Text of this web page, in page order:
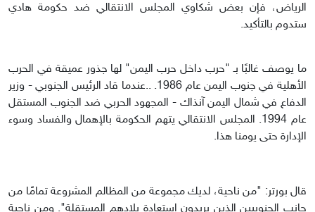
الرياض، فإن بعض شكاوي المجلس الانتقالي ضد حكومة هادي
ستدوم بالتأكيد.
ما يوصف غالبًا بـ "حرب داخل حرب اليمن" لها جذور عميقة في الحرب
الأهلية في جنوب اليمن عام 1986. ..عندما قاد الرئيس الجنوبي - وزير
الدفاع في شمال اليمن آنذاك - المجهود الحربي ضد الجنوب المستقل
عام 1994. المجلس الانتقالي يتهم الحكومة بالإهمال والفساد وسوء
الإدارة حتى يومنا هذا.
قال بورتر: "من ناحية، لديك مجموعة من المظالم المشروعة تمامًا من
جانب الجنوبيين الذين يريدون استعادة بلادهم المستقلة". ومن ناحية